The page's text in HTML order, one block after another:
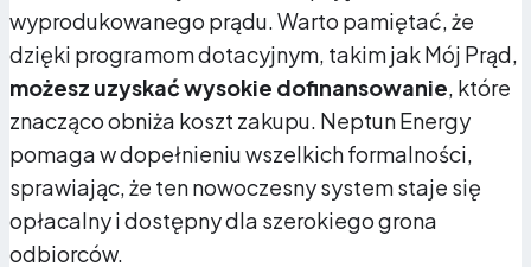
kupowania drogiej energii z sieci w godzinach szczytu.
W praktyce dom z magazynem może zredukować
rachunki nawet o kilkadziesiąt procent, bo korzysta z
darmowego prądu z PV przez większość doby.
wyprodukowanego prądu. Warto pamiętać, że
dzięki programom dotacyjnym, takim jak Mój Prąd,
możesz uzyskać wysokie dofinansowanie, które
znacząco obniża koszt zakupu. Neptun Energy
pomaga w dopełnieniu wszelkich formalności,
sprawiając, że ten nowoczesny system staje się
opłacalny i dostępny dla szerokiego grona
odbiorców.